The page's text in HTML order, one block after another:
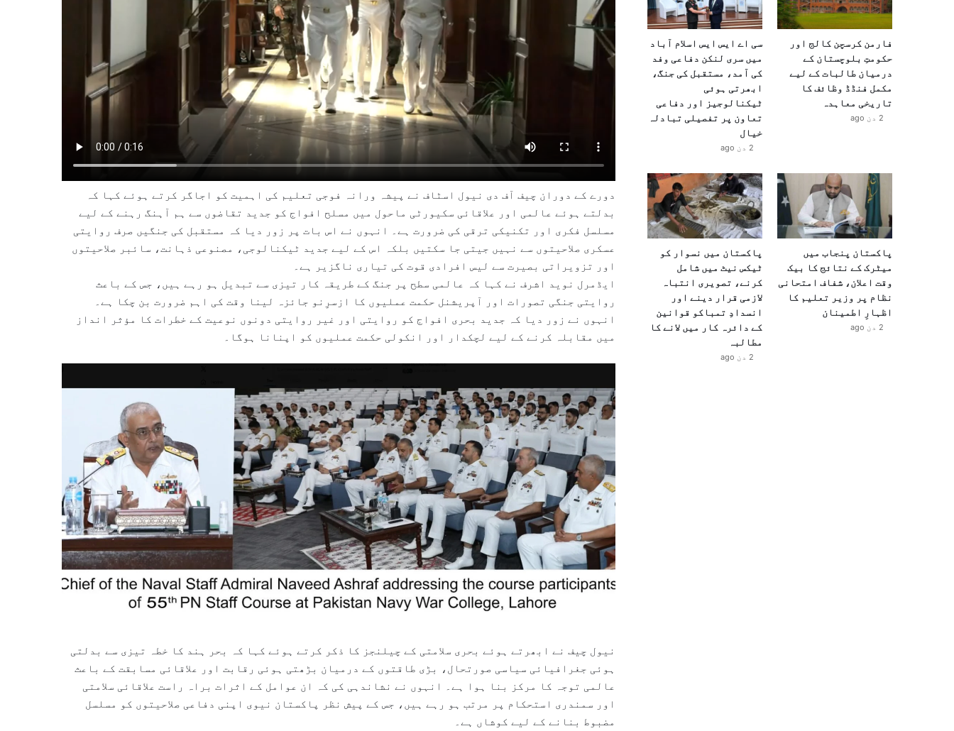
دورے کے دوران چیف آف دی نیول اسٹاف نے پیشہ ورانہ فوجی تعلیم کی اہمیت کو اجاگر کرتے ہوئے کہا کہ
بدلتے ہوئے عالمی اور علاقائی سکیورٹی ماحول میں مسلح افواج کو جدید تقاضوں سے ہم آہنگ رہنے کے لیے
مسلسل فکری اور تکنیکی ترقی کی ضرورت ہے۔ انہوں نے اس بات پر زور دیا کہ مستقبل کی جنگیں صرف روایتی
عسکری صلاحیتوں سے نہیں جیتی جا سکتیں بلکہ اس کے لیے جدید ٹیکنالوجی، مصنوعی ذہانت، سائبر صلاحیتوں
اور تزویراتی بصیرت سے لیس افرادی قوت کی تیاری ناگزیر ہے۔
ایڈمرل نوید اشرف نے کہا کہ عالمی سطح پر جنگ کے طریقہ کار تیزی سے تبدیل ہو رہے ہیں، جس کے باعث
روایتی جنگی تصورات اور آپریشنل حکمت عملیوں کا ازسرِنو جائزہ لینا وقت کی اہم ضرورت بن چکا ہے۔
انہوں نے زور دیا کہ جدید بحری افواج کو روایتی اور غیر روایتی دونوں نوعیت کے خطرات کا مؤثر انداز
میں مقابلہ کرنے کے لیے لچکدار اور انکولی حکمت عملیوں کو اپنانا ہوگا۔
نیول چیف نے ابھرتے ہوئے بحری سلامتی کے چیلنجز کا ذکر کرتے ہوئے کہا کہ بحر ہند کا خطہ تیزی سے بدلتی
ہوئی جغرافیائی سیاسی صورتحال، بڑی طاقتوں کے درمیان بڑھتی ہوئی رقابت اور علاقائی مسابقت کے باعث
عالمی توجہ کا مرکز بنا ہوا ہے۔ انہوں نے نشاندہی کی کہ ان عوامل کے اثرات براہ راست علاقائی سلامتی
اور سمندری استحکام پر مرتب ہو رہے ہیں، جس کے پیش نظر پاکستان نیوی اپنی دفاعی صلاحیتوں کو مسلسل
مضبوط بنانے کے لیے کوشاں ہے۔
فارمن کرسچن کالج اور
حکومتِ بلوچستان کے
درمیان طالبات کے لیے
مکمل فنڈڈ وظائف کا
تاریخی معاہدہ
2 دن ago
سی اے ایس ایس اسلام آباد
میں سری لنکن دفاعی وفد
کی آمد، مستقبل کی جنگ،
ابھرتی ہوئی
ٹیکنالوجیز اور دفاعی
تعاون پر تفصیلی تبادلہ
خیال
2 دن ago
پاکستان پنجاب میں
میٹرک کے نتائج کا بیک
وقت اعلان، شفاف امتحانی
نظام پر وزیر تعلیم کا
اظہارِ اطمینان
2 دن ago
پاکستان میں نسوار کو
ٹیکس نیٹ میں شامل
کرنے، تصویری انتباہ
لازمی قرار دینے اور
انسدادِ تمباکو قوانین
کے دائرہ کار میں لانے کا
مطالبہ
2 دن ago